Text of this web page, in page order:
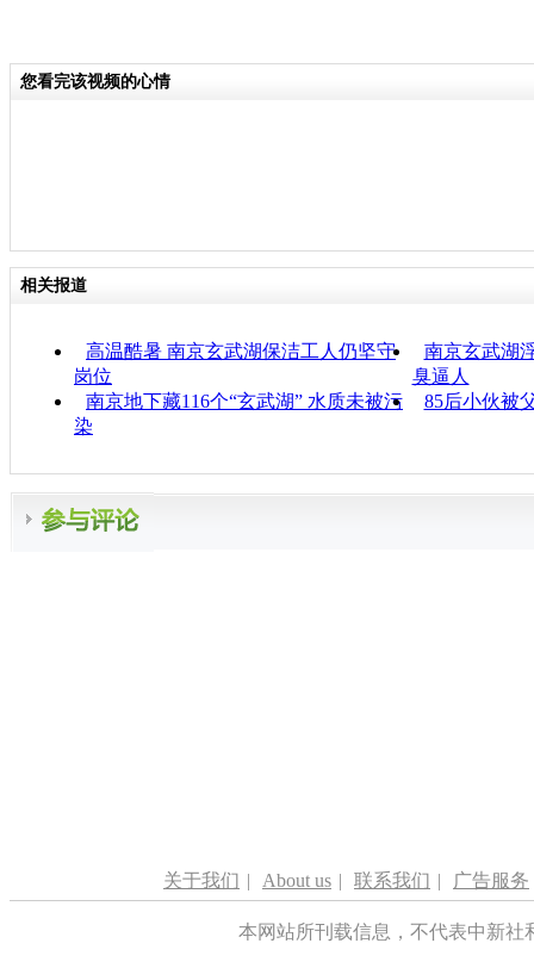
您看完该视频的心情
相关报道
高温酷暑 南京玄武湖保洁工人仍坚守
岗位
南京玄武湖
臭逼人
南京地下藏116个“玄武湖” 水质未被污
染
85后小伙被
关于我们 | About us | 联系我们 | 广告服务
本网站所刊载信息，不代表中新